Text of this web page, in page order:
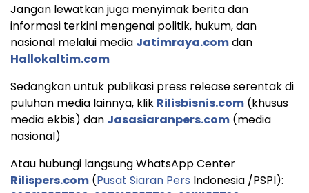
Jangan lewatkan juga menyimak berita dan
informasi terkini mengenai politik, hukum, dan
nasional melalui media Jatimraya.comdan
Hallokaltim.com
Sedangkan untuk publikasi press release serentak di
puluhan media lainnya, klik Rilisbisnis.com (khusus
media ekbis) dan Jasasiaranpers.com (media
nasional)
Atau hubungi langsung WhatsApp Center
Rilispers.com (Pusat Siaran Pers Indonesia /PSPI):